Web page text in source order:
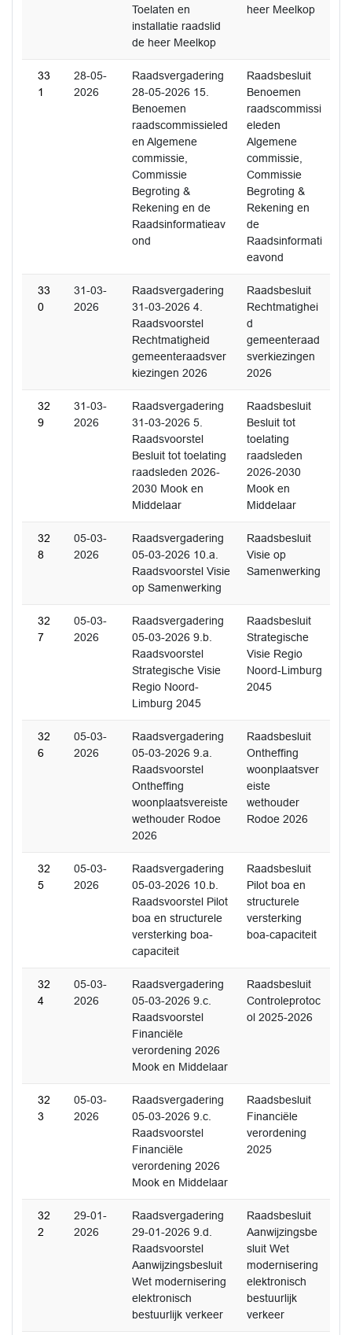
Toelaten en
installatie raadslid
de heer Meelkop
heer Meelkop
33
1
28-05-
2026
Raadsvergadering
28-05-2026 15.
Benoemen
raadscommissieled
en Algemene
commissie,
Commissie
Begroting &
Rekening en de
Raadsinformatieav
ond
Raadsbesluit
Benoemen
raadscommissi
eleden
Algemene
commissie,
Commissie
Begroting &
Rekening en
de
Raadsinformati
eavond
33
0
31-03-
2026
Raadsvergadering
31-03-2026 4.
Raadsvoorstel
Rechtmatigheid
gemeenteraadsver
kiezingen 2026
Raadsbesluit
Rechtmatighei
d
gemeenteraad
sverkiezingen
2026
32
9
31-03-
2026
Raadsvergadering
31-03-2026 5.
Raadsvoorstel
Besluit tot toelating
raadsleden 2026-
2030 Mook en
Middelaar
Raadsbesluit
Besluit tot
toelating
raadsleden
2026-2030
Mook en
Middelaar
32
8
05-03-
2026
Raadsvergadering
05-03-2026 10.a.
Raadsvoorstel Visie
op Samenwerking
Raadsbesluit
Visie op
Samenwerking
32
7
05-03-
2026
Raadsvergadering
05-03-2026 9.b.
Raadsvoorstel
Strategische Visie
Regio Noord-
Limburg 2045
Raadsbesluit
Strategische
Visie Regio
Noord-Limburg
2045
32
6
05-03-
2026
Raadsvergadering
05-03-2026 9.a.
Raadsvoorstel
Ontheffing
woonplaatsvereiste
wethouder Rodoe
2026
Raadsbesluit
Ontheffing
woonplaatsver
eiste
wethouder
Rodoe 2026
32
5
05-03-
2026
Raadsvergadering
05-03-2026 10.b.
Raadsvoorstel Pilot
boa en structurele
versterking boa-
capaciteit
Raadsbesluit
Pilot boa en
structurele
versterking
boa-capaciteit
32
4
05-03-
2026
Raadsvergadering
05-03-2026 9.c.
Raadsvoorstel
Financiële
verordening 2026
Mook en Middelaar
Raadsbesluit
Controleprotoc
ol 2025-2026
32
3
05-03-
2026
Raadsvergadering
05-03-2026 9.c.
Raadsvoorstel
Financiële
verordening 2026
Mook en Middelaar
Raadsbesluit
Financiële
verordening
2025
32
2
29-01-
2026
Raadsvergadering
29-01-2026 9.d.
Raadsvoorstel
Aanwijzingsbesluit
Wet modernisering
elektronisch
bestuurlijk verkeer
Raadsbesluit
Aanwijzingsbe
sluit Wet
modernisering
elektronisch
bestuurlijk
verkeer